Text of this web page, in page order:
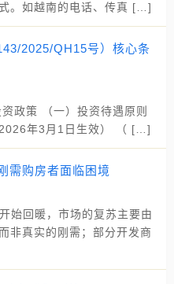
。如越南的电话、传真 […]
2025/QH15号）核心条
政策 （一）投资待遇原则
2026年3月1日生效） （ […]
需购房者面临困境
始回暖，市场的复苏主要由
非真实的刚需；部分开发商